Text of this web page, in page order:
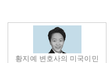
황지예 변호사의 미국이민